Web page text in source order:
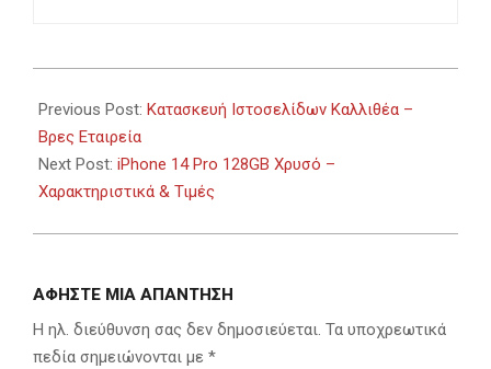
02-
10
Previous Post: Κατασκευή Ιστοσελίδων Καλλιθέα –
Βρες Εταιρεία
Next Post: iPhone 14 Pro 128GB Χρυσό –
Χαρακτηριστικά & Τιμές
ΑΦΉΣΤΕ ΜΙΑ ΑΠΆΝΤΗΣΗ
Η ηλ. διεύθυνση σας δεν δημοσιεύεται. Τα υποχρεωτικά
πεδία σημειώνονται με *